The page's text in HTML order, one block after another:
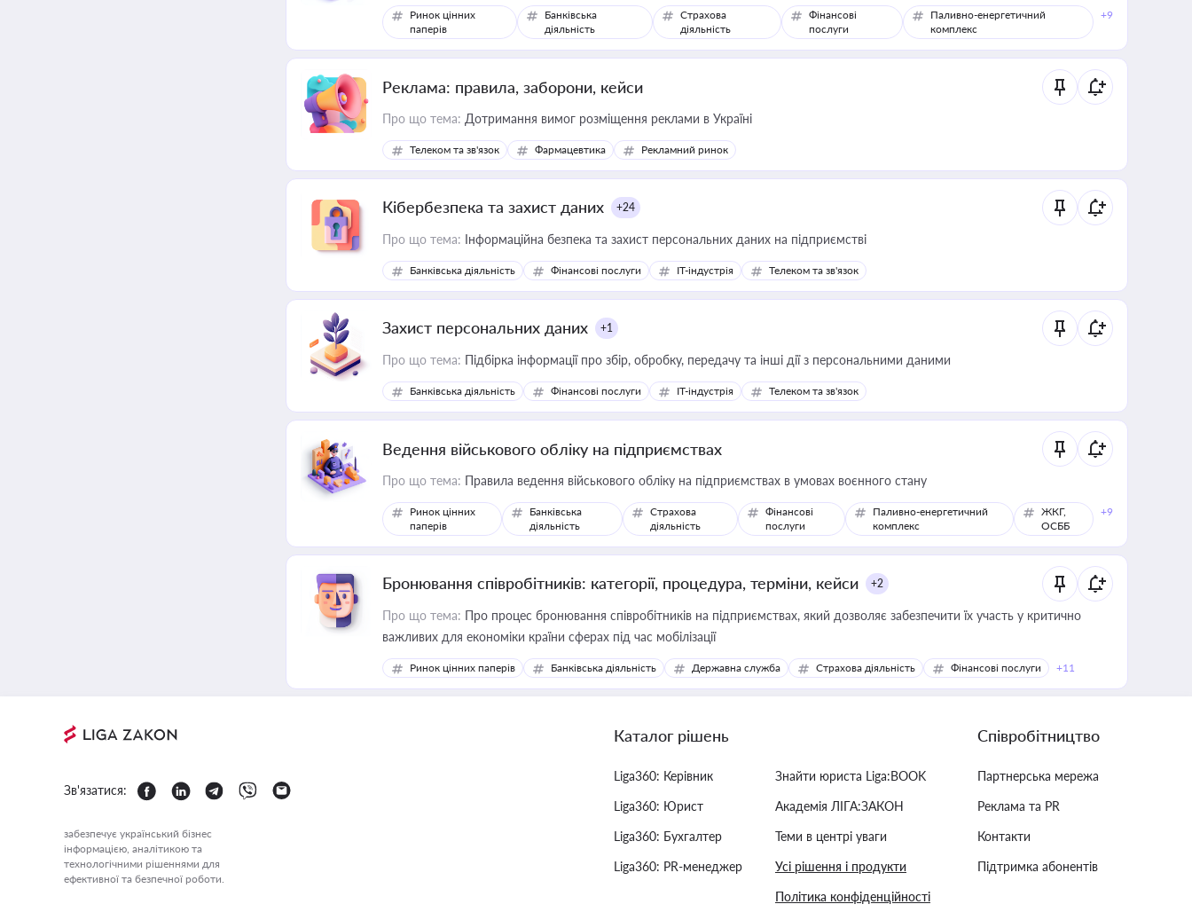
Ринок цінних
паперів
Банківська
діяльність
Страхова
діяльність
Фінансові
послуги
Паливно-енергетичний
комплекс
+9
Реклама: правила, заборони, кейси
Про що тема: Дотримання вимог розміщення реклами в Україні
Телеком та зв'язок Фармацевтика Рекламний ринок
Кібербезпека та захист даних +24
Про що тема: Інформаційна безпека та захист персональних даних на підприємстві
Банківська діяльність Фінансові послуги IT-індустрія Телеком та зв'язок
Захист персональних даних +1
Про що тема: Підбірка інформації про збір, обробку, передачу та інші дії з персональними даними
Банківська діяльність Фінансові послуги IT-індустрія Телеком та зв'язок
Ведення військового обліку на підприємствах
Про що тема: Правила ведення військового обліку на підприємствах в умовах воєнного стану
Ринок цінних
паперів
Банківська
діяльність
Страхова
діяльність
Фінансові
послуги
Паливно-енергетичний
комплекс
ЖКГ,
ОСББ
+9
Бронювання співробітників: категорії, процедура, терміни, кейси +2
Про що тема: Про процес бронювання співробітників на підприємствах, який дозволяє забезпечити їх участь у критично
важливих для економіки країни сферах під час мобілізації
Ринок цінних паперів Банківська діяльність Державна служба Страхова діяльність Фінансові послуги +11
Зв'язатися:
забезпечує український бізнес
інформацією, аналітикою та
технологічними рішеннями для
ефективної та безпечної роботи.
Каталог рішень
Liga360: Керівник
Liga360: Юрист
Liga360: Бухгалтер
Liga360: PR-менеджер
Знайти юриста Liga:BOOK
Академія ЛІГА:ЗАКОН
Теми в центрі уваги
Усі рішення і продукти
Політика конфіденційності
Співробітництво
Партнерська мережа
Реклама та PR
Контакти
Підтримка абонентів